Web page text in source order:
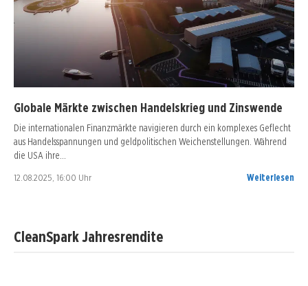
Globale Märkte zwischen Handelskrieg und Zinswende
Die internationalen Finanzmärkte navigieren durch ein komplexes Geflecht
aus Handelsspannungen und geldpolitischen Weichenstellungen. Während
die USA ihre…
12.08.2025, 16:00 Uhr Weiterlesen
CleanSpark Jahresrendite